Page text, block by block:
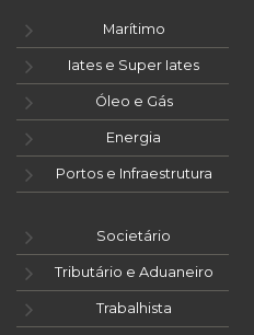
Marítimo
Iates e Super Iates
Óleo e Gás
Energia
Portos e Infraestrutura
Societário
Tributário e Aduaneiro
Trabalhista